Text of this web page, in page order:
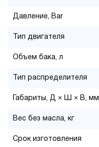
Давление, Bar
Тип двигателя
Объем бака, л
Тип распределителя
Габариты, Д × Ш × В, мм
Вес без масла, кг
Срок изготовления